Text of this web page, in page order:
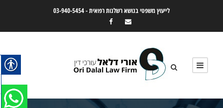
לייעוץ משפטי בנושא רשלנות רפואית -03-940-5454